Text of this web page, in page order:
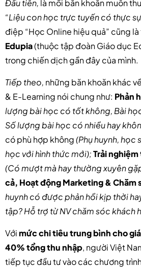
Đầu tiên, là mối băn khoăn muôn
“Liệu con học trực tuyến có thực
điệp “Học Online hiệu quả” cũng
Edupia(thuộc tập đoàn Giáo dục
trong chiến dịch gần đây của mình.
Tiếp theo, những băn khoăn khác
& E-Learning nói chung như: Phản
lượng bài học có tốt không, Bài
Số lượng bài học có nhiều hay
có phù hợp không(Phụ huynh, học
học với hình thức mới);Trải
(Có mượt mà hay thường xuyên
cả, Hoạt động Marketing& Chăm
huynh có được phản hồi kịp thời
tập? Hỗ trợ từ NV chăm sóc khách
Vớimức chi tiêu trung bình cho
40% tổng thu nhập, người Việt
tiếp tục đầu tư vào các chương